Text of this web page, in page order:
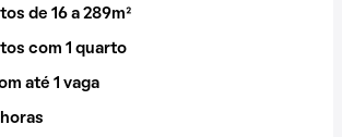
de 16 a 289m²
com 1 quarto
até 1 vaga